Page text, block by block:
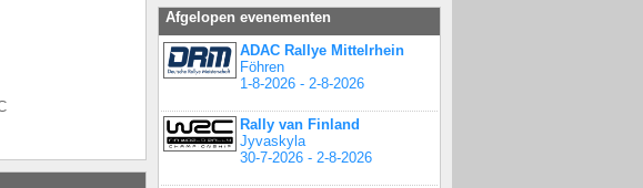
Afgelopen evenementen
ADAC Rallye Mittelrhein
Föhren
1-8-2026 - 2-8-2026
Rally van Finland
Jyvaskyla
30-7-2026 - 2-8-2026